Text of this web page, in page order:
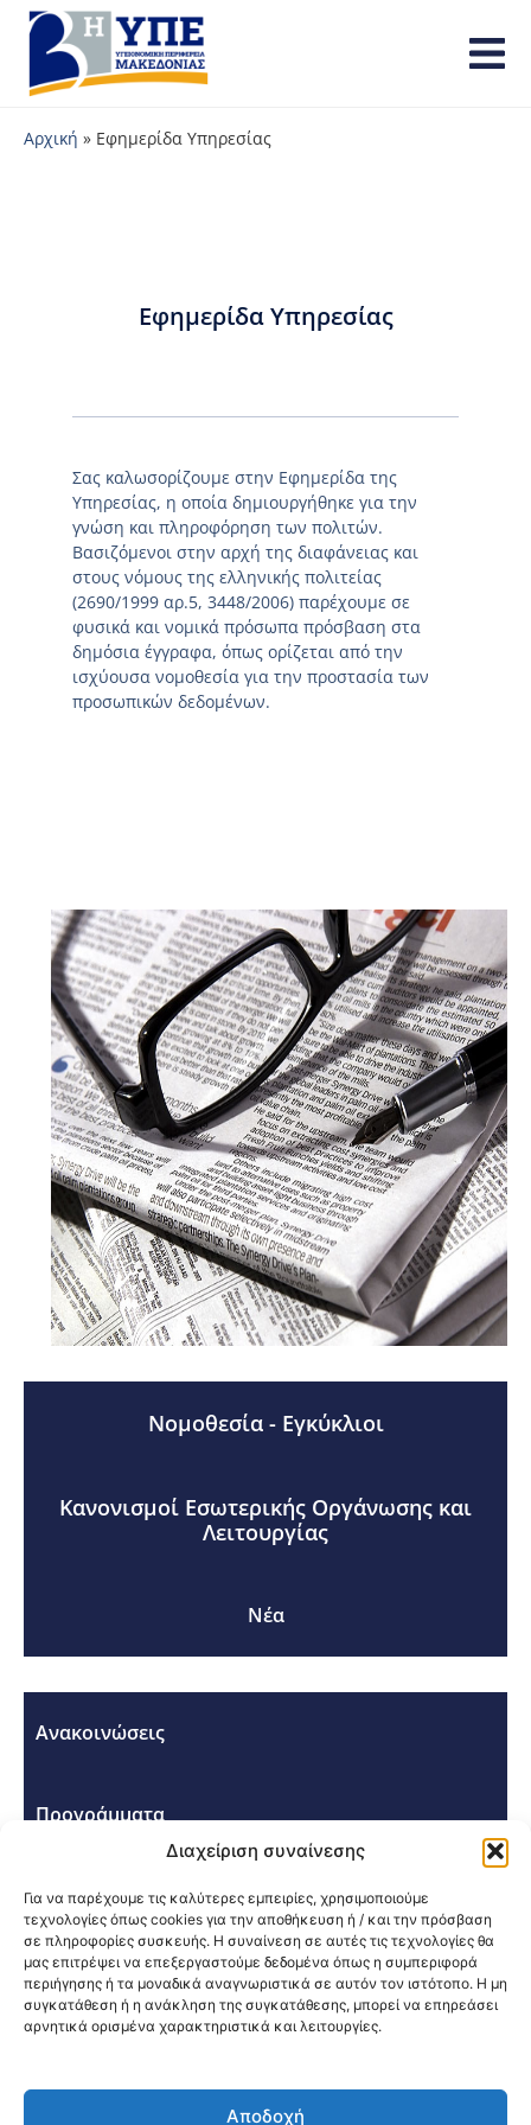
Διαχείριση συναίνεσης
Για να παρέχουμε τις καλύτερες εμπειρίες, χρησιμοποιούμε
τεχνολογίες όπως cookies για την αποθήκευση ή / και την πρόσβαση
σε πληροφορίες συσκευής. Η συναίνεση σε αυτές τις τεχνολογίες θα
μας επιτρέψει να επεξεργαστούμε δεδομένα όπως η συμπεριφορά
περιήγησης ή τα μοναδικά αναγνωριστικά σε αυτόν τον ιστότοπο. Η μη
συγκατάθεση ή η ανάκληση της συγκατάθεσης, μπορεί να επηρεάσει
αρνητικά ορισμένα χαρακτηριστικά και λειτουργίες.
Αποδοχή
Αρχική » Εφημερίδα Υπηρεσίας
Εφημερίδα Υπηρεσίας
Σας καλωσορίζουμε στην Εφημερίδα της
Υπηρεσίας, η οποία δημιουργήθηκε για την
γνώση και πληροφόρηση των πολιτών.
Βασιζόμενοι στην αρχή της διαφάνειας και
στους νόμους της ελληνικής πολιτείας
(2690/1999 αρ.5, 3448/2006) παρέχουμε σε
φυσικά και νομικά πρόσωπα πρόσβαση στα
δημόσια έγγραφα, όπως ορίζεται από την
ισχύουσα νομοθεσία για την προστασία των
προσωπικών δεδομένων.
Νομοθεσία - Εγκύκλιοι
Κανονισμοί Εσωτερικής Οργάνωσης και
Λειτουργίας
Νέα
Ανακοινώσεις
Προγράμματα
Σεμινάρια - Συνέδρια